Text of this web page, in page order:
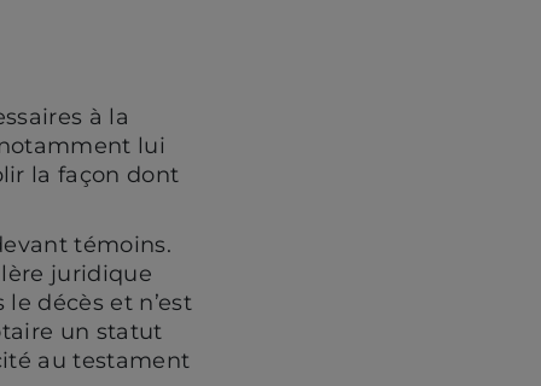
à la
lui
la façon dont
témoins.
juridique
décès et n’est
un statut
au testament